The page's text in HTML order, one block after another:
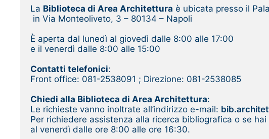
La Biblioteca di Area Architettura è ubicata presso il
in Via Monteoliveto, 3 – 80134 – Napoli
È aperta dal lunedì al giovedì dalle 8:00 alle 17:00
e il venerdì dalle 8:00 alle 15:00
Contatti telefonici:
Front office: 081-2538091 ; Direzione: 081-2538085
Chiedi alla Biblioteca di Area Architettura:
Le richieste vanno inoltrate all’indirizzo e-mail:
Per richiedere assistenza alla ricerca bibliografica o se
al venerdì dalle ore 8:00 alle ore 16:30.